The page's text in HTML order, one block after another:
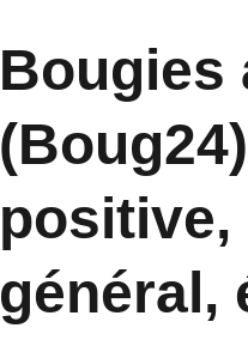
Bougies
positive,
général,